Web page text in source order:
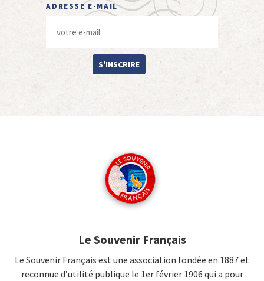
ADRESSE E-MAIL
S'INSCRIRE
Le Souvenir Français
Le Souvenir Français est une association fondée en 1887 et
reconnue d’utilité publique le 1er février 1906 qui a pour